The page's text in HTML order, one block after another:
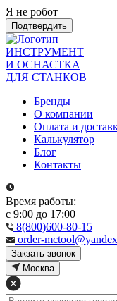
Я не робот
Подтвердить
ИНСТРУМЕНТ
И ОСНАСТКА
ДЛЯ СТАНКОВ
Бренды
О компании
Оплата и
Калькулятор
Блог
Контакты
Время работы:
с 9:00 до 17:00
8(800)600-80-15
order-
Закзать звонок
Москва